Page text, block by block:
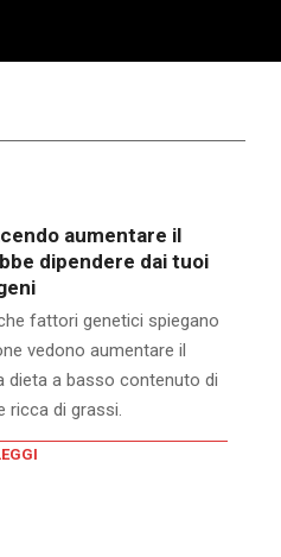
aumentare il
dipendere dai tuoi
fattori genetici spiegano
vedono aumentare il
dieta a basso contenuto di
ricca di grassi.